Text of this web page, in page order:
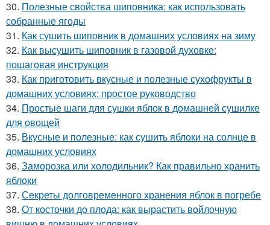
30. Полезные свойства шиповника: как использовать
собранные ягоды
31. Как сушить шиповник в домашних условиях на зиму
32. Как высушить шиповник в газовой духовке:
пошаговая инструкция
33. Как приготовить вкусные и полезные сухофрукты в
домашних условиях: простое руководство
34. Простые шаги для сушки яблок в домашней сушилке
для овощей
35. Вкусные и полезные: как сушить яблоки на солнце в
домашних условиях
36. Заморозка или холодильник? Как правильно хранить
яблоки
37. Секреты долговременного хранения яблок в погребе
38. От косточки до плода: как вырастить войлочную